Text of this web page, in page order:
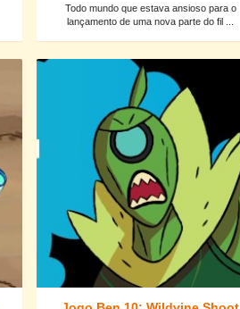
Todo mundo que estava ansioso para o
lançamento de uma nova parte do fil ...